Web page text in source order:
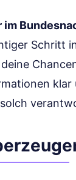
im
Schritt